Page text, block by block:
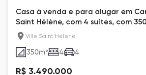
Casa à venda e para alugar em
Saint Hélène, com 4 suítes, com
Ville Saint Hélène
350m² 4 4
R$ 3.490.000